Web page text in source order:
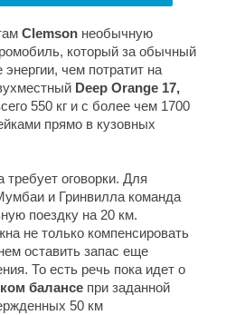
Clemson необычную
который за обычный
чем потратит на
Deep Orange 17,
550 кг и с более чем 1700
прямо в кузовных
оговорки. Для
и Гринвилла команда
поездку на 20 км.
не только компенсировать
оставить запас еще
То есть речь пока идет о
балансе при заданной
50 км